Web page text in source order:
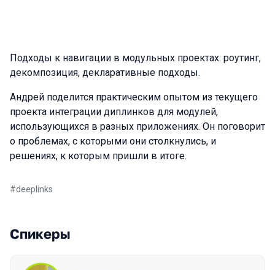
Подходы к навигации в модульных проектах: роутинг,
декомпозиция, декларативные подходы.
Андрей поделится практическим опытом из текущего
проекта интеграции диплинков для модулей,
использующихся в разных приложениях. Он поговорит
о проблемах, с которыми они столкнулись, и
решениях, к которым пришли в итоге.
#deeplinks
Спикеры